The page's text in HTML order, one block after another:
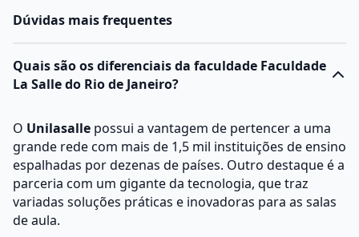
Dúvidas mais frequentes
Quais são os diferenciais da faculdade Faculdade
La Salle do Rio de Janeiro?
O Unilasalle possui a vantagem de pertencer a uma
grande rede com mais de 1,5 mil instituições de ensino
espalhadas por dezenas de países. Outro destaque é a
parceria com um gigante da tecnologia, que traz
variadas soluções práticas e inovadoras para as salas
de aula.